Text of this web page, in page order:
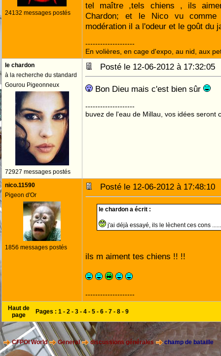
24132 messages postés
tel maître ,tels chiens , ils
Chardon; et le Nico vu
modération il a l'odeur et le goût du
--------------------
En volières, en cage d'expo, au nid, aux
le chardon
à la recherche du standard
Gourou Pigeonneux
72927 messages postés
Posté le 12-06-2012 à
Bon Dieu mais c'est bien sûr
--------------------
buvez de l'eau de Millau, vos idées seront
nico.11590
Pigeon d'Or
1856 messages postés
Posté le 12-06-2012 à
le chardon a écrit :
j'ai déjà essayé, ils le lèchent ces cons
ils m aiment tes chiens !! !!
--------------------
Haut de
page
Pages : 1 - 2 - 3 - 4 - 5 - 6 - 7 - 8 - 9
CFPOI World General discussions générales champ de bataille